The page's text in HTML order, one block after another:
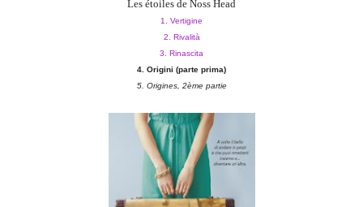
Les étoiles de Noss Head
1. Vertigine
2. Rivalità
3. Rinascita
4. Origini (parte prima)
5. Origines, 2ème partie